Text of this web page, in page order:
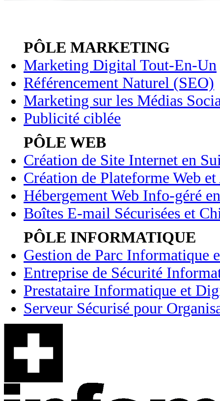
PÔLE MARKETING
Marketing Digital Tout-En-Un
Référencement Naturel (SEO)
Marketing sur les Médias
Publicité ciblée
PÔLE WEB
Création de Site Internet en
Création de Plateforme Web
Hébergement Web Info-géré
Boîtes E-mail Sécurisées et
PÔLE INFORMATIQUE
Gestion de Parc Informatique
Entreprise de Sécurité
Prestataire Informatique et
Serveur Sécurisé pour